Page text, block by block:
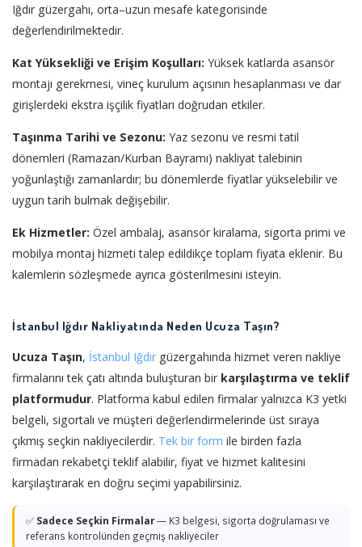
Iğdır güzergahı, orta–uzun mesafe kategorisinde
değerlendirilmektedir.
Kat Yüksekliği ve Erişim Koşulları: Yüksek katlarda asansör
montajı gerekmesi, vineç kurulum açısının hesaplanması ve dar
girişlerdeki ekstra işçilik fiyatları doğrudan etkiler.
Taşınma Tarihi ve Sezonu: Yaz sezonu ve resmi tatil
dönemleri (Ramazan/Kurban Bayramı) nakliyat talebinin
yoğunlaştığı zamanlardır; bu dönemlerde fiyatlar yükselebilir ve
uygun tarih bulmak değişebilir.
Ek Hizmetler: Özel ambalaj, asansör kiralama, sigorta primi ve
mobilya montaj hizmeti talep edildikçe toplam fiyata eklenir. Bu
kalemlerin sözleşmede ayrıca gösterilmesini isteyin.
İstanbul Iğdır Nakliyatında Neden Ucuza Taşın?
Ucuza Taşın, İstanbul Iğdır güzergahında hizmet veren nakliye
firmalarını tek çatı altında buluşturan bir karşılaştırma ve teklif
platformudur. Platforma kabul edilen firmalar yalnızca K3 yetki
belgeli, sigortalı ve müşteri değerlendirmelerinde üst sıraya
çıkmış seçkin nakliyecilerdir. Tek bir form ile birden fazla
firmadan rekabetçi teklif alabilir, fiyat ve hizmet kalitesini
karşılaştırarak en doğru seçimi yapabilirsiniz.
✅ Sadece Seçkin Firmalar— K3 belgesi, sigorta doğrulaması ve
referans kontrolünden geçmiş nakliyeciler